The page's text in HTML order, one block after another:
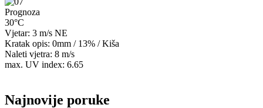
Prognoza
30°C
Vjetar: 3 m/s NE
Kratak opis: 0mm / 13% /Kiša
Naleti vjetra: 8 m/s
max. UV index: 6.65
Najnovije poruke